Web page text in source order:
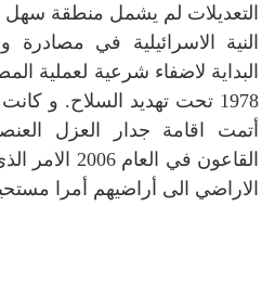
التعديلات لم يشمل منطقة سهل
النية الاسرائيلية في
البداية لاضفاء شرعية لعملية
1978 تحت تهديد السلاح. و
أتمت اقامة جدار العزل
القاعون في
الاراضي الى أراضيهم أمرا